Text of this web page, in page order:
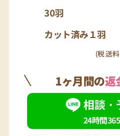
30羽
カット済み１羽
(税 送
1ヶ月間の返
相談・
24時間